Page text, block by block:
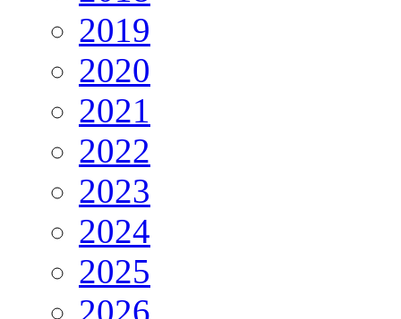
2019
2020
2021
2022
2023
2024
2025
2026